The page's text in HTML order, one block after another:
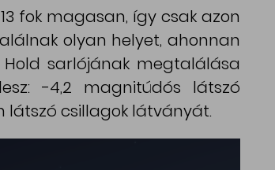
fok magasan, így csak azon
olyan helyet, ahonnan
sarlójának megtalálása
-4,2 magnitúdós látszó
látszó csillagok látványát.